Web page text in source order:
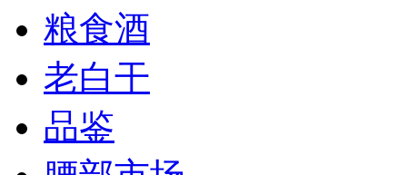
粮食酒
老白干
品鉴